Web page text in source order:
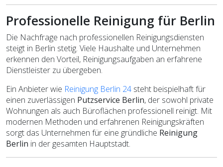
Professionelle Reinigung für Berlin
Die Nachfrage nach professionellen Reinigungsdiensten
steigt in Berlin stetig. Viele Haushalte und Unternehmen
erkennen den Vorteil, Reinigungsaufgaben an erfahrene
Dienstleister zu übergeben.
Ein Anbieter wie Reinigung Berlin 24 steht beispielhaft für
einen zuverlässigen Putzservice Berlin, der sowohl private
Wohnungen als auch Büroflächen professionell reinigt. Mit
modernen Methoden und erfahrenen Reinigungskräften
sorgt das Unternehmen für eine gründliche Reinigung
Berlin in der gesamten Hauptstadt.